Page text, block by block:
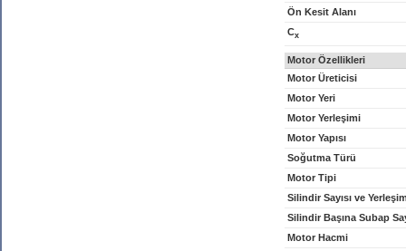
Ön Kesit Alanı
Cx
Motor Özellikleri
Motor Üreticisi
Motor Yeri
Motor Yerleşimi
Motor Yapısı
Soğutma Türü
Motor Tipi
Silindir Sayısı ve
Silindir Başına Subap
Motor Hacmi